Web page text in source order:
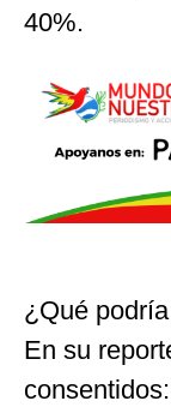
40%.
¿Qué
En su